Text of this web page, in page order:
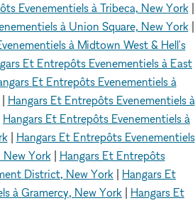
Evenementiels à Tribeca, New York|
à Union Square, New York|
à Midtown West & Hell's
Et Entrepôts Evenementiels à East
Et Entrepôts Evenementiels à
Hangars Et Entrepôts Evenementiels à
Hangars Et Entrepôts Evenementiels à
| Hangars Et Entrepôts Evenementiels
York| Hangars Et Entrepôts
District, New York
Hangars Et
à Gramercy, New York
Hangars Et